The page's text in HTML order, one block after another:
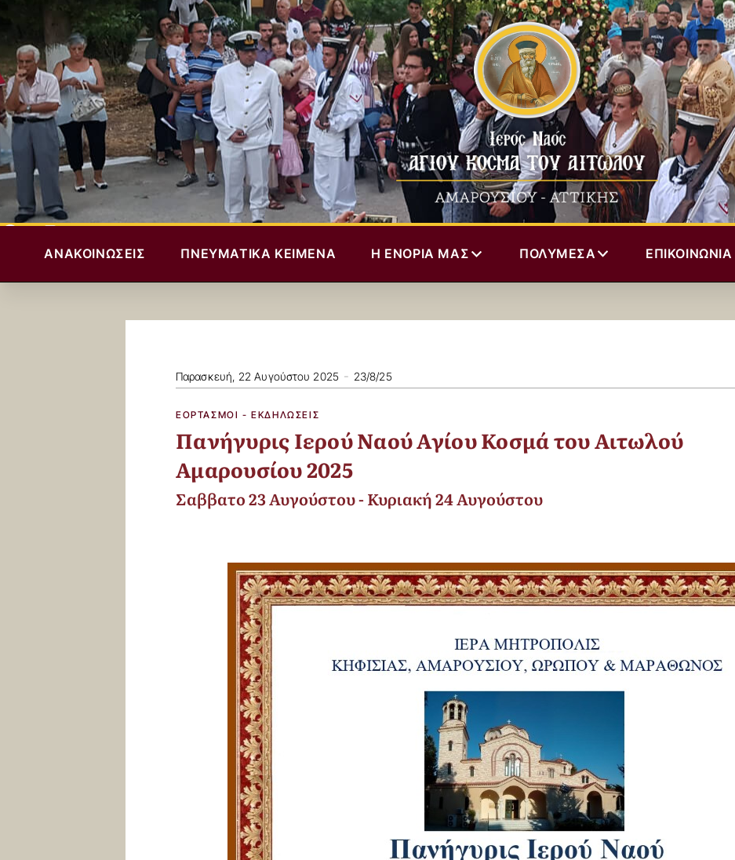
ΑΝΑΚΟΙΝΏΣΕΙΣ ΠΝΕΥΜΑΤΙΚΆ ΚΕΊΜΕΝΑ Η ΕΝΟΡΊΑ ΜΑΣ ΠΟΛΥΜΈΣΑ ΕΠΙΚΟΙΝΩΝΊΑ
Παρασκευή, 22 Αυγούστου 2025 - 23/8/25
ΕΟΡΤΑΣΜΟΊ - ΕΚΔΗΛΏΣΕΙΣ
Πανήγυρις Ιερού Ναού Αγίου Κοσμά του Αιτωλού
Αμαρουσίου 2025
Σαββατο 23 Αυγούστου - Κυριακή 24 Αυγούστου